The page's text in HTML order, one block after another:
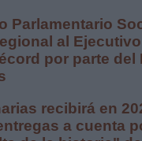
Parlamentario
al
por parte del
recibirá en
a cuenta